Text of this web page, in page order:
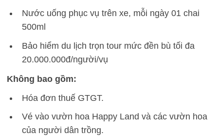
Nước uống phục vụ trên xe, mỗi ngày 01 chai
500ml
Bảo hiểm du lịch trọn tour mức đền bù tối đa
20.000.000đ/người/vụ
Không bao gồm:
Hóa đơn thuế GTGT.
Vé vào vườn hoa Happy Land và các vườn hoa
của người dân trồng.